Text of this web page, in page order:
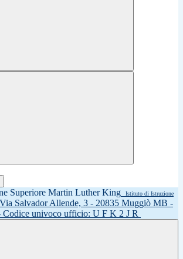
Istituto di Istruzione
Via Salvador Allende, 3 - 20835 Muggiò MB -
Codice univoco ufficio: U F K 2 J R